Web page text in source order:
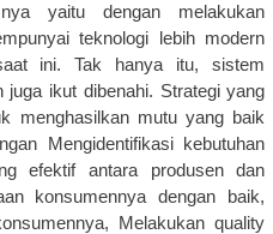
yaitu dengan melakukan
teknologi lebih modern
ini. Tak hanya itu, sistem
juga ikut dibenahi. Strategi yang
menghasilkan mutu yang baik
Mengidentifikasi kebutuhan
efektif antara produsen dan
konsumennya dengan baik,
Melakukan quality